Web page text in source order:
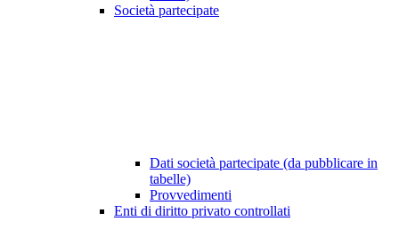
Società partecipate
Dati società partecipate (da pubblicare in
tabelle)
Provvedimenti
Enti di diritto privato controllati